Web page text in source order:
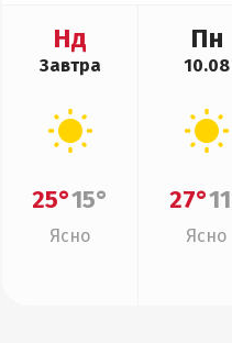
Нд
Завтра
25°15°
Ясно
Пн
10.08
27°
Ясно